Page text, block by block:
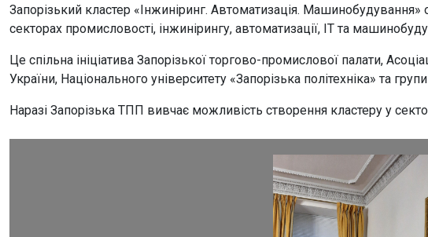
Запорізький кластер «Інжиніринг. Автоматизація. Машинобудування»
секторах промисловості, інжинірингу, автоматизації, ІТ та
Це спільна ініціатива Запорізької торгово-промислової палати,
України, Національного університету «Запорізька політехніка» та
Наразі Запорізька ТПП вивчає можливість створення кластеру у